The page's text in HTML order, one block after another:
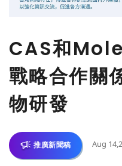
CAS和
戰略合作關
物研發
推廣新聞稿 Aug